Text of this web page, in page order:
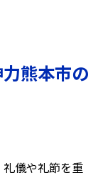
熊本市の
儀や礼節を重